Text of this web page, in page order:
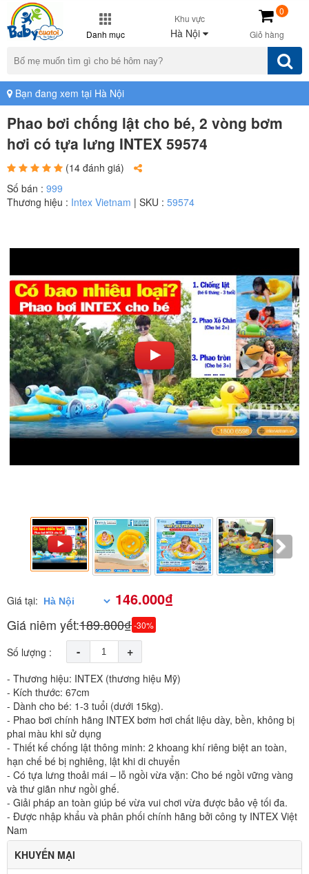
Danh mục
Khu vực
Hà Nội Giỏ hàng
0
Bạn đang xem tại Hà Nội
Phao bơi chống lật cho bé, 2 vòng bơm
hơi có tựa lưng INTEX 59574
(14 đánh giá)
Số bán : 999
Thương hiệu : Intex Vietnam | SKU : 59574
Giá tại: 146.000₫
Giá niêm yết:189.800₫-30%
Số lượng : - +
- Thương hiệu: INTEX (thương hiệu Mỹ)
- Kích thước: 67cm
- Dành cho bé: 1-3 tuổi (dưới 15kg).
- Phao bơi chính hãng INTEX bơm hơi chất liệu dày, bền, không bị
phai màu khi sử dụng
- Thiết kế chống lật thông minh: 2 khoang khí riêng biệt an toàn,
hạn chế bé bị nghiêng, lật khi di chuyển
- Có tựa lưng thoải mái – lỗ ngồi vừa vặn: Cho bé ngồi vững vàng
và thư giãn như ngồi ghế.
- Giải pháp an toàn giúp bé vừa vui chơi vừa được bảo vệ tối đa.
- Được nhập khẩu và phân phối chính hãng bởi công ty INTEX Việt
Nam
KHUYẾN MẠI